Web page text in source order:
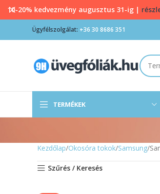
Ügyfélszolgálat: +36 30 8686 351
TERMÉKEK
Kezdőlap Okosóra tokok Samsung
Szűrés / Keresés
10-20% kedvezmény augusztus 31-ig |